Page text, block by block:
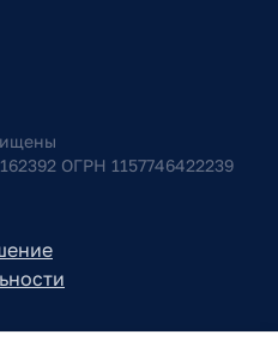
ОГРН 1157746422239